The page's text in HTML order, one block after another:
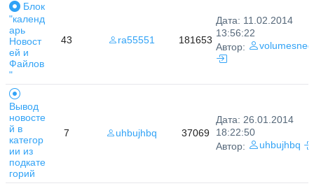
Блок
"календ
арь
Новост
ей и
Файлов
"
43 ra55551 181653
Дата: 11.02.2014
13:56:22
Автор:
Вывод
новосте
й в
категор
ии из
подкате
горий
7 uhbujhbq 37069
Дата: 26.01.2014
18:22:50
Автор:
uhbujhbq